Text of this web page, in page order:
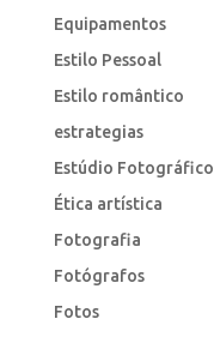
Equipamentos
Estilo Pessoal
Estilo romântico
estrategias
Estúdio Fotográfico
Ética artística
Fotografia
Fotógrafos
Fotos